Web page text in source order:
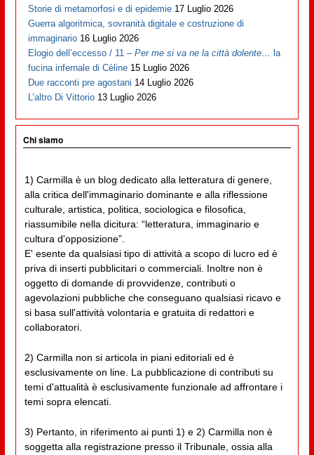
Storie di metamorfosi e di epidemie 17 Luglio 2026
Guerra algoritmica, sovranità digitale e costruzione di
immaginario 16 Luglio 2026
Elogio dell’eccesso / 11 –Per me si va ne la città dolente… la
fucina infernale di Cèline 15 Luglio 2026
Due racconti pre agostani 14 Luglio 2026
L’altro Di Vittorio 13 Luglio 2026
Chi siamo
1) Carmilla è un blog dedicato alla letteratura di genere,
alla critica dell'immaginario dominante e alla riflessione
culturale, artistica, politica, sociologica e filosofica,
riassumibile nella dicitura: “letteratura, immaginario e
cultura d'opposizione”.
E' esente da qualsiasi tipo di attività a scopo di lucro ed è
priva di inserti pubblicitari o commerciali. Inoltre non è
oggetto di domande di provvidenze, contributi o
agevolazioni pubbliche che conseguano qualsiasi ricavo e
si basa sull'attività volontaria e gratuita di redattori e
collaboratori.
2) Carmilla non si articola in piani editoriali ed è
esclusivamente on line. La pubblicazione di contributi su
temi d'attualità è esclusivamente funzionale ad affrontare i
temi sopra elencati.
3) Pertanto, in riferimento ai punti 1) e 2) Carmilla non è
soggetta alla registrazione presso il Tribunale, ossia alla